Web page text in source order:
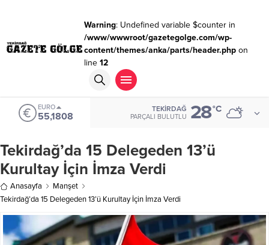
Warning: Undefined variable $counter in
/www/wwwroot/gazetegolge.com/wp-
content/themes/anka/parts/header.phpon
line 12
EURO
55,1808
TEKIRDAĞ
PARÇALI BULUTLU 28°C
Tekirdağ’da 15 Delegeden 13’ü
Kurultay İçin İmza Verdi
Anasayfa
Manşet
Tekirdağ’da 15 Delegeden 13’ü Kurultay İçin İmza Verdi